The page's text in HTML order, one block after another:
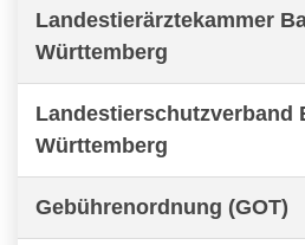
Landestierärztekammer
Württemberg
Landestierschutzverband
Württemberg
Gebührenordnung (GOT)